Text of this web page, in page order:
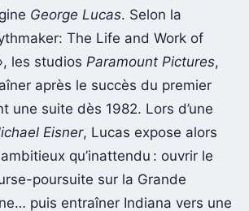
George Lucas. Selon la
The Life and Work of
les studios Paramount Pictures,
après le succès du premier
une suite dès 1982. Lors d’une
Eisner, Lucas expose alors
qu’inattendu : ouvrir le
poursuite sur la Grande
puis entraîner Indiana vers une